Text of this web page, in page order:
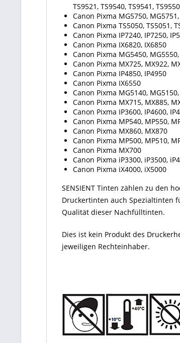
TS9521, TS9540, TS9541,
Canon Pixma MG5750,
Canon Pixma TS5050, TS5051,
Canon Pixma IP7240, IP7250,
Canon Pixma IX6820, IX6850
Canon Pixma MG5450,
Canon Pixma MX725, MX922,
Canon Pixma IP4850, IP4950
Canon Pixma IX6550
Canon Pixma MG5140,
Canon Pixma MX715, MX885,
Canon Pixma IP3600, IP4600,
Canon Pixma MP540, MP550,
Canon Pixma MX860, MX870
Canon Pixma MP500, MP510,
Canon Pixma MX700
Canon Pixma iP3300, iP3500,
Canon Pixma iX4000, iX5000
SENSIENT Tinten zählen zu den
Druckertinten auch Spezialtinten
Qualität dieser Nachfülltinten.
Dies ist kein Produkt des
jeweiligen Rechteinhaber.